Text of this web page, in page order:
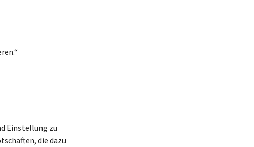
Einstellung zu
die dazu